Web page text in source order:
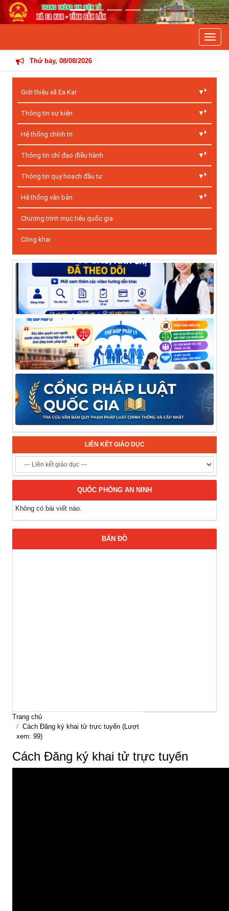
Thứ bảy, 08/08/2026
Giới thiệu xã Ea Kar
Thông tin sự kiện
Hệ thống chính trị
Thông tin chỉ đạo điều hành
Thông tin quy hoạch đầu tư
Hệ thống văn bản
Chương trình mục tiêu quốc gia
Công khai
LIÊN KẾT GIÁO DỤC
QUỐC PHÒNG AN NINH
Không có bài viết nào.
BẢN ĐỒ
Trang chủ
Cách Đăng ký khai tử trực tuyến (Lượt
xem: 99)
Cách Đăng ký khai tử trực tuyến